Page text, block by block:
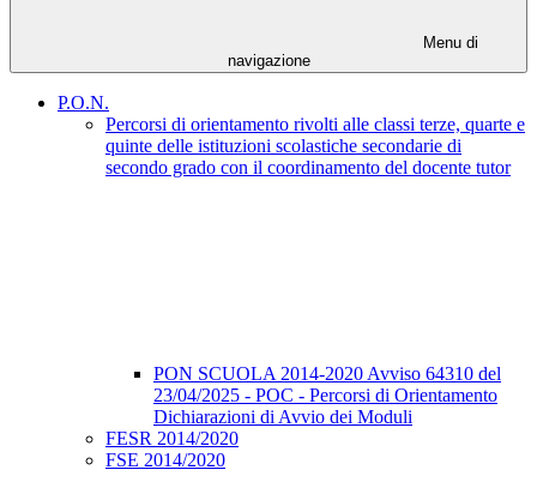
Menu di
navigazione
P.O.N.
Percorsi di orientamento rivolti alle classi terze, quarte e
quinte delle istituzioni scolastiche secondarie di
secondo grado con il coordinamento del docente tutor
PON SCUOLA 2014-2020 Avviso 64310 del
23/04/2025 - POC - Percorsi di Orientamento
Dichiarazioni di Avvio dei Moduli
FESR 2014/2020
FSE 2014/2020